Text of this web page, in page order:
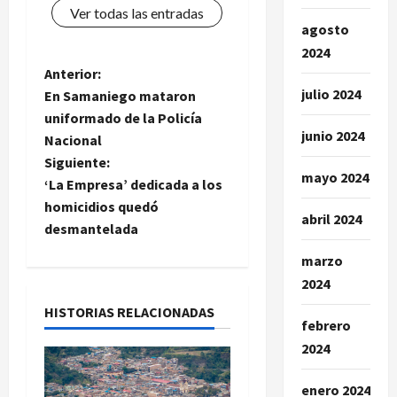
Ver todas las entradas
N
a
v
e
g
c
i
ó
Anterior:
En Samaniego mataron
uniformado de la Policía
Nacional
Siguiente:
‘La Empresa’ dedicada a los
homicidios quedó
desmantelada
HISTORIAS RELACIONADAS
agosto
2024
julio 2024
junio 2024
mayo 2024
abril 2024
marzo
2024
febrero
2024
enero 2024